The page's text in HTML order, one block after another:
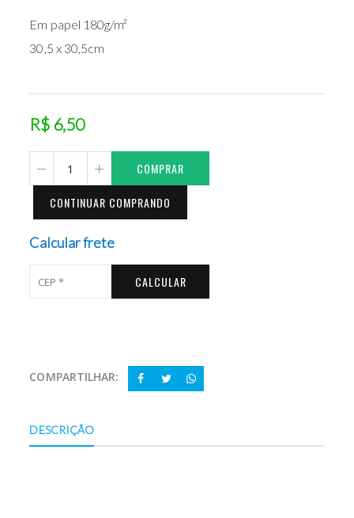
Em papel 180g/m²
30,5 x 30,5cm
R$ 6,50
COMPRAR
CONTINUAR COMPRANDO
Calcular frete
CALCULAR
COMPARTILHAR:
DESCRIÇÃO